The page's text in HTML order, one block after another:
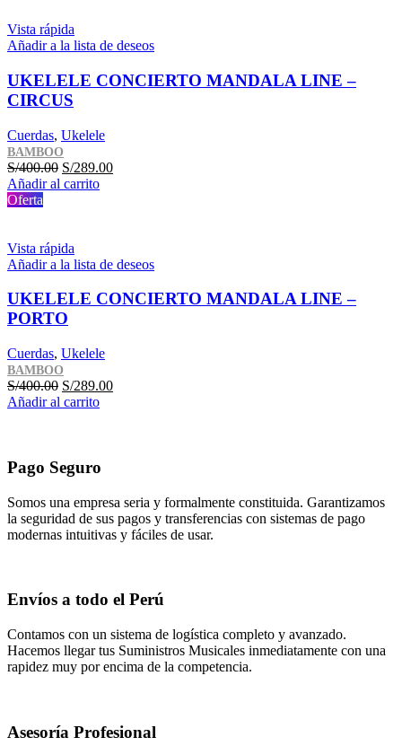
Vista rápida
Añadir a la lista de deseos
UKELELE CONCIERTO MANDALA LINE –
CIRCUS
Cuerdas, Ukelele
BAMBOO
S/400.00 El
precio
S/289.00El
Añadir al carrito
Oferta
Vista rápida
Añadir a la lista de deseos
UKELELE CONCIERTO MANDALA LINE –
PORTO
Cuerdas, Ukelele
BAMBOO
S/400.00 El
precio
S/289.00El
Añadir al carrito
Pago Seguro
Somos una empresa seria y formalmente constituida. Garantizamos
la seguridad de sus pagos y transferencias con sistemas de pago
modernas intuitivas y fáciles de usar.
Envíos a todo el Perú
Contamos con un sistema de logística completo y avanzado.
Hacemos llegar tus Suministros Musicales inmediatamente con una
rapidez muy por encima de la competencia.
Asesoría Profesional